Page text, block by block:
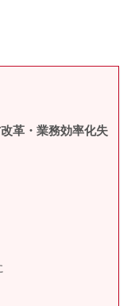
革・業務効率化失